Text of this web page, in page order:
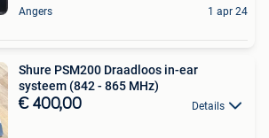
Angers 1 apr 24
Shure PSM200 Draadloos in-ear
systeem (842 - 865 MHz)
€ 400,00 Details